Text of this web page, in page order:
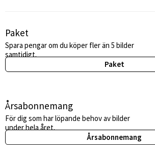
Paket
Spara pengar om du köper fler än 5 bilder
samtidigt.
Paket
Årsabonnemang
För dig som har löpande behov av bilder
under hela året.
Årsabonnemang